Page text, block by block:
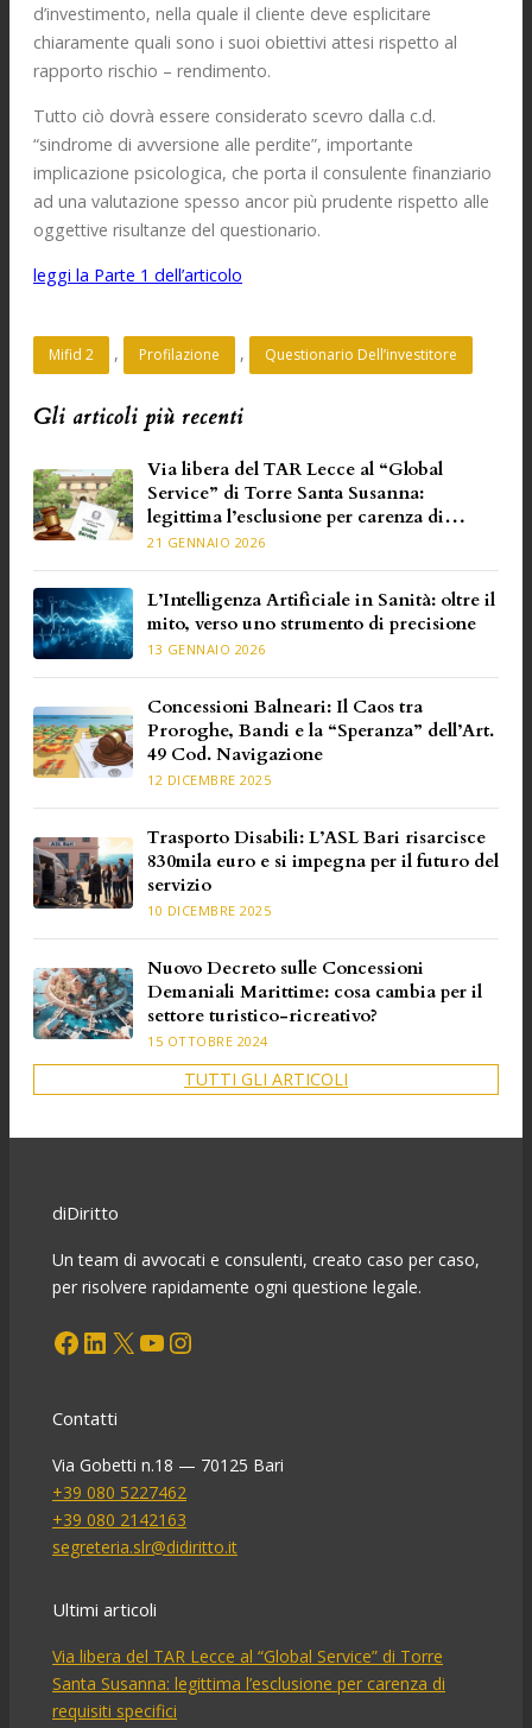
d’investimento, nella quale il cliente deve esplicitare
chiaramente quali sono i suoi obiettivi attesi rispetto al
rapporto rischio – rendimento.
Tutto ciò dovrà essere considerato scevro dalla c.d.
“sindrome di avversione alle perdite”, importante
implicazione psicologica, che porta il consulente finanziario
ad una valutazione spesso ancor più prudente rispetto alle
oggettive risultanze del questionario.
leggi la Parte 1 dell’articolo
Mifid 2 , Profilazione , Questionario Dell’investitore
Gli articoli più recenti
Via libera del TAR Lecce al “Global
Service” di Torre Santa Susanna:
legittima l’esclusione per carenza di
requisiti specifici
21 GENNAIO 2026
L’Intelligenza Artificiale in Sanità: oltre il
mito, verso uno strumento di precisione
13 GENNAIO 2026
Concessioni Balneari: Il Caos tra
Proroghe, Bandi e la “Speranza” dell’Art.
49 Cod. Navigazione
12 DICEMBRE 2025
Trasporto Disabili: L’ASL Bari risarcisce
830mila euro e si impegna per il futuro del
servizio
10 DICEMBRE 2025
Nuovo Decreto sulle Concessioni
Demaniali Marittime: cosa cambia per il
settore turistico-ricreativo?
15 OTTOBRE 2024
TUTTI GLI ARTICOLI
diDiritto
Un team di avvocati e consulenti, creato caso per caso,
per risolvere rapidamente ogni questione legale.
Facebook LinkedIn X YouTube Instagram
Contatti
Via Gobetti n.18 — 70125 Bari
+39 080 5227462
+39 080 2142163
segreteria.slr@didiritto.it
Ultimi articoli
Via libera del TAR Lecce al “Global Service” di Torre
Santa Susanna: legittima l’esclusione per carenza di
requisiti specifici